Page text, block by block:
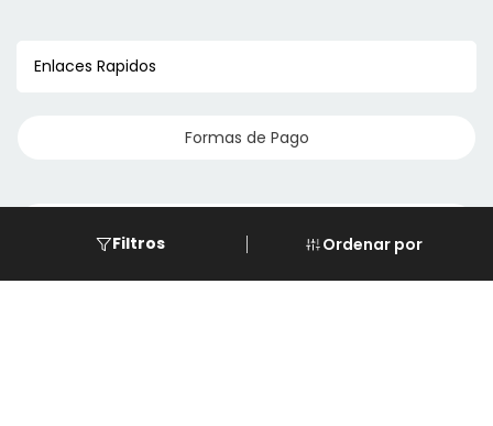
Ordenar por
Filtros
Enlaces Rapidos
Formas de Pago